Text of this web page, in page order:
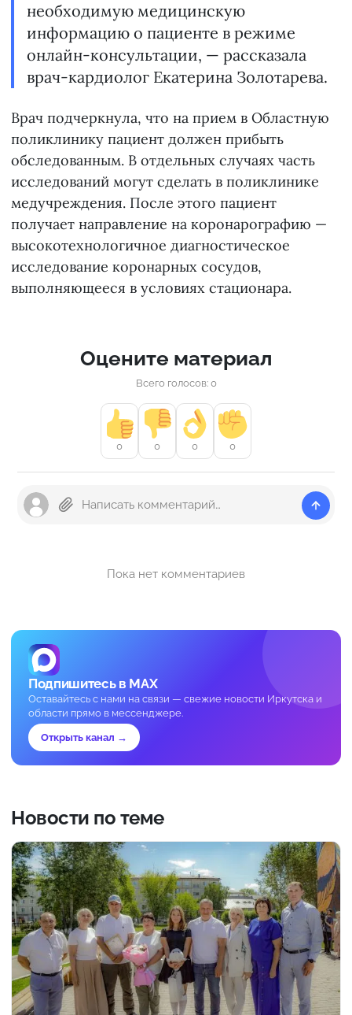
необходимую медицинскую
информацию о пациенте в режиме
онлайн-консультации, — рассказала
врач-кардиолог Екатерина Золотарева.
Врач подчеркнула, что на прием в Областную
поликлинику пациент должен прибыть
обследованным. В отдельных случаях часть
исследований могут сделать в поликлинике
медучреждения. После этого пациент
получает направление на коронарографию —
высокотехнологичное диагностическое
исследование коронарных сосудов,
выполняющееся в условиях стационара.
Оцените материал
Всего голосов: 0
0 0 0 0
Пока нет комментариев
Подпишитесь в MAX
Оставайтесь с нами на связи — свежие новости Иркутска и
области прямо в мессенджере.
Открыть канал →
Новости по теме